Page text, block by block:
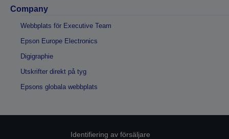
Company
Webbplats för Executive Team
Epson Europe Electronics
Digigraphie
Utskrifter direkt på tyg
Epsons globala webbplats
Identifiering av försäljare